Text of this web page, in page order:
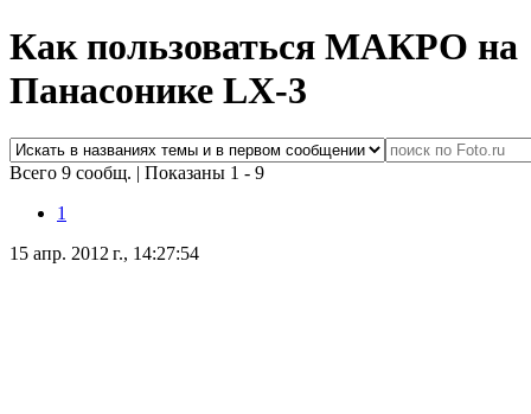
Как пользоваться МАКРО на
Панасонике LX-3
Всего 9 сообщ. | Показаны 1 - 9
1
15 апр. 2012 г., 14:27:54